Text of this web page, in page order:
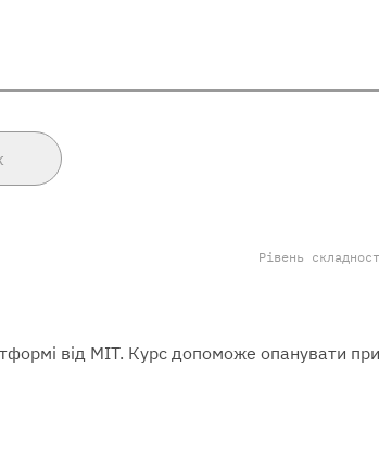
Рівень
від МІТ. Курс допоможе опанувати